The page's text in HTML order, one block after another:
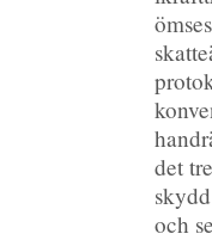
det
och